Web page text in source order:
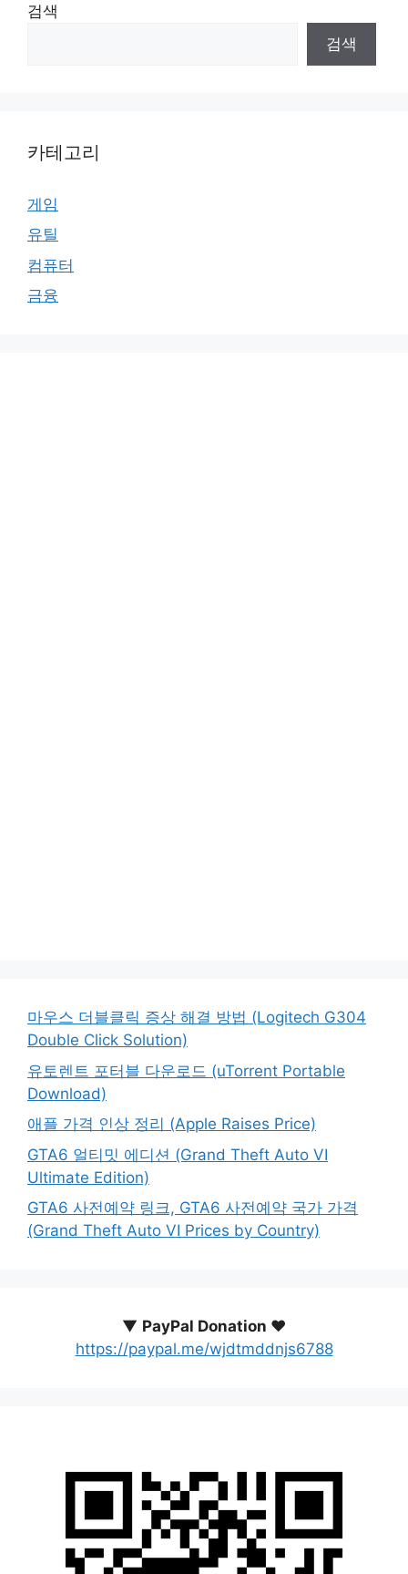
검색
검색
카테고리
게임
유틸
컴퓨터
금융
마우스 더블클릭 증상 해결 방법 (Logitech G304
Double Click Solution)
유토렌트 포터블 다운로드 (uTorrent Portable
Download)
애플 가격 인상 정리 (Apple Raises Price)
GTA6 얼티밋 에디션 (Grand Theft Auto VI
Ultimate Edition)
GTA6 사전예약 링크, GTA6 사전예약 국가 가격
(Grand Theft Auto VI Prices by Country)
▼ PayPal Donation ♥️
https://paypal.me/wjdtmddnjs6788